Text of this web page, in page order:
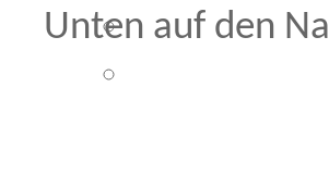
Unten auf den